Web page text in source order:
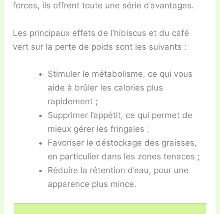
forces, ils offrent toute une série d’avantages.
Les principaux effets de l’hibiscus et du café
vert sur la perte de poids sont les suivants :
Stimuler le métabolisme, ce qui vous
aide à brûler les calories plus
rapidement ;
Supprimer l’appétit, ce qui permet de
mieux gérer les fringales ;
Favoriser le déstockage des graisses,
en particulier dans les zones tenaces ;
Réduire la rétention d’eau, pour une
apparence plus mince.